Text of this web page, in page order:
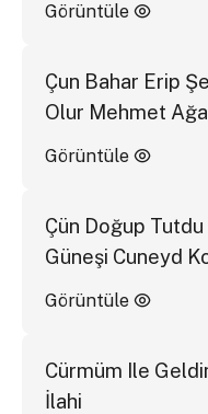
Görüntüle
Çun Bahar Erip
Olur Mehmet
Görüntüle
Çün Doğup Tutdu
Güneşi Cuneyd
Görüntüle
Cürmüm Ile
İlahi